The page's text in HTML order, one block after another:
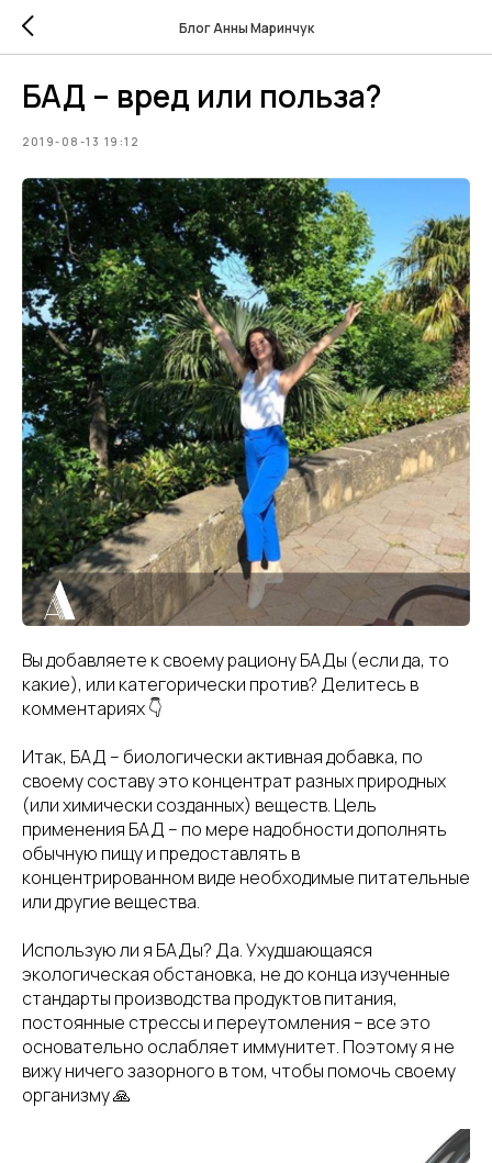
Блог Анны Маринчук
БАД – вред или польза?
2019-08-13 19:12
Вы добавляете к своему рациону БАДы (если да, то
какие), или категорически против? Делитесь в
комментариях 👇
Итак, БАД – биологически активная добавка, по
своему составу это концентрат разных природных
(или химически созданных) веществ. Цель
применения БАД – по мере надобности дополнять
обычную пищу и предоставлять в
концентрированном виде необходимые питательные
или другие вещества.
Использую ли я БАДы? Да. Ухудшающаяся
экологическая обстановка, не до конца изученные
стандарты производства продуктов питания,
постоянные стрессы и переутомления – все это
основательно ослабляет иммунитет. Поэтому я не
вижу ничего зазорного в том, чтобы помочь своему
организму 🙏